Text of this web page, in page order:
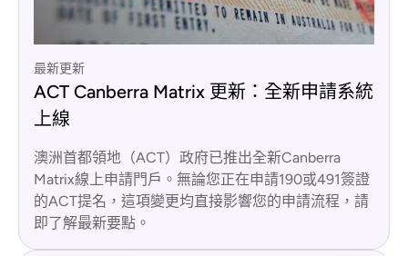
最新更新
ACT Canberra Matrix 更新：全新申請系統
上線
澳洲首都領地（ACT）政府已推出全新Canberra
Matrix線上申請門戶。無論您正在申請190或491簽證
的ACT提名，這項變更均直接影響您的申請流程，請
即了解最新要點。